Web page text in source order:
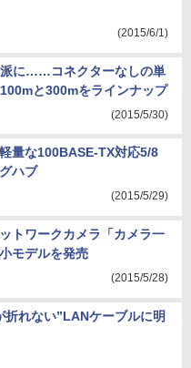
(2015/6/1)
に……コネクターなしの単
と300mをラインナップ
(2015/5/30)
量な100BASE-TX対応5/8
ハブ
(2015/5/29)
トワークカメラ「カメラ一
モデルを発売
(2015/5/28)
折れない”LANケーブルに明